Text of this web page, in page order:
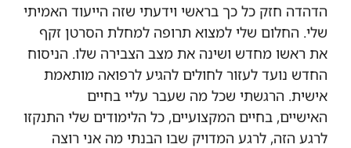
הדהדה חזק כל כך בראשי וידעתי שזה הייעוד האמיתי
שלי. החלום שלי למצוא תרופה למחלת הסרטן זקף
את ראשו מחדש ושינה את מצב הצבירה שלו. הניסוח
החדש נועד לעזור לחולים להגיע לרפואה מותאמת
אישית. הרגשתי שכל מה שעבר עליי בחיים
האישיים, בחיים המקצועיים, כל הלימודים שלי התנקזו
לרגע הזה, לרגע המדויק שבו הבנתי מה אני רוצה